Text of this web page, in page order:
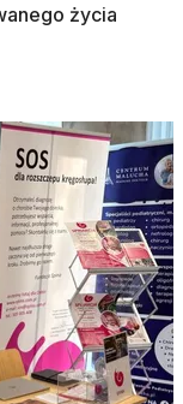
życia